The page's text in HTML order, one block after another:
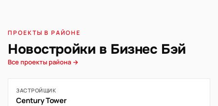
ПРОЕКТЫ В РАЙОНЕ
Новостройки в Бизнес Бэй
Все проекты района →
ЗАСТРОЙЩИК
Century Tower